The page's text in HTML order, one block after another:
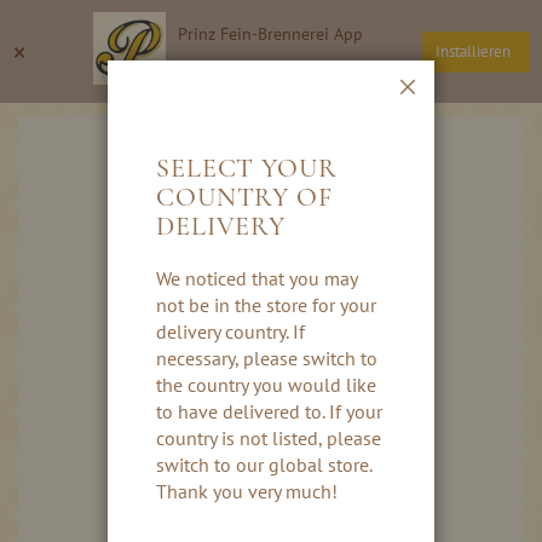
× Prinz Fein-Brennerei App
Installieren
de
Zoeken
SELECT YOUR
COUNTRY OF
DELIVERY
We noticed that you may
not be in the store for your
delivery country. If
necessary, please switch to
the country you would like
to have delivered to. If your
country is not listed, please
switch to our global store.
Thank you very much!